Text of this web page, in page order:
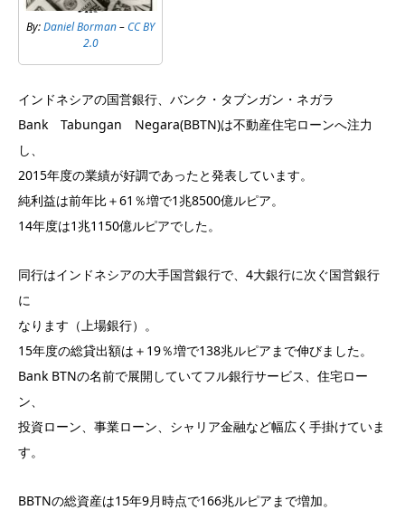
By:Daniel Borman–CC BY
2.0
インドネシアの国営銀行、バンク・タブンガン・ネガラ
Bank Tabungan Negara(BBTN)は不動産住宅ローンへ注力
し、
2015年度の業績が好調であったと発表しています。
純利益は前年比＋61％増で1兆8500億ルピア。
14年度は1兆1150億ルピアでした。
同行はインドネシアの大手国営銀行で、4大銀行に次ぐ国営銀行
に
なります（上場銀行）。
15年度の総貸出額は＋19％増で138兆ルピアまで伸びました。
Bank BTNの名前で展開していてフル銀行サービス、住宅ロー
ン、
投資ローン、事業ローン、シャリア金融など幅広く手掛けていま
す。
BBTNの総資産は15年9月時点で166兆ルピアまで増加。